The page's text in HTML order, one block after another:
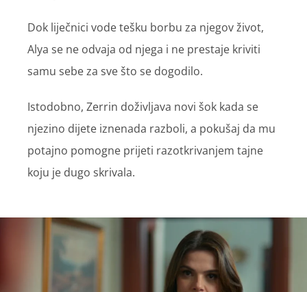
Dok liječnici vode tešku borbu za njegov život,
Alya se ne odvaja od njega i ne prestaje kriviti
samu sebe za sve što se dogodilo.
Istodobno, Zerrin doživljava novi šok kada se
njezino dijete iznenada razboli, a pokušaj da mu
potajno pomogne prijeti razotkrivanjem tajne
koju je dugo skrivala.